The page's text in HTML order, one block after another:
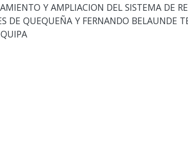
Y AMPLIACION DEL SISTEMA DE
DE QUEQUEÑA Y FERNANDO BELAUNDE